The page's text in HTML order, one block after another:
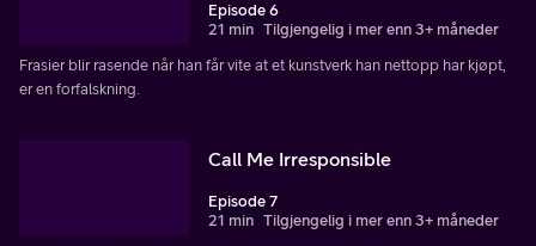
Episode 6
21 min Tilgjengelig i mer enn 3+ måneder
Frasier blir rasende når han får vite at et kunstverk han nettopp har kjøpt,
er en forfalskning.
Call Me Irresponsible
Episode 7
21 min Tilgjengelig i mer enn 3+ måneder